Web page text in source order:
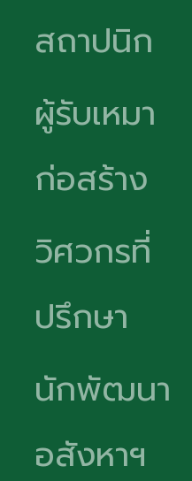
สถาปนิก
ผู้รับเหมา
ก่อสร้าง
วิศวกรที่
ปรึกษา
นักพัฒนา
อสังหาฯ